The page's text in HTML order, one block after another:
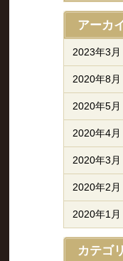
アーカ
2023年3月
2020年8月
2020年5月
2020年4月
2020年3月
2020年2月
2020年1月
カテゴ